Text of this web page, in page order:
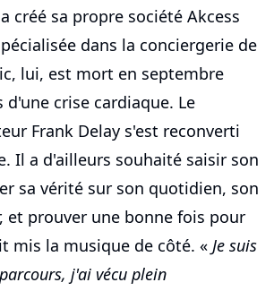
créé sa propre société Akcess
dans la conciergerie de
lui, est mort en septembre
d'une crise cardiaque. Le
Frank Delay s'est reconverti
Il a d'ailleurs souhaité saisir son
sa vérité sur son quotidien, son
et prouver une bonne fois pour
mis la musique de côté. « Je suis
j'ai vécu plein